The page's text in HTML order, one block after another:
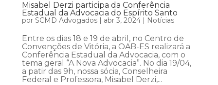
Misabel Derzi participa da Conferência
Estadual da Advocacia do Espírito Santo
por SCMD Advogados| abr 3, 2024| Notícias
Entre os dias 18 e 19 de abril, no Centro de
Convenções de Vitória, a OAB-ES realizará a
Conferência Estadual da Advocacia, com o
tema geral “A Nova Advocacia”. No dia 19/04,
a patir das 9h, nossa sócia, Conselheira
Federal e Professora, Misabel Derzi,...